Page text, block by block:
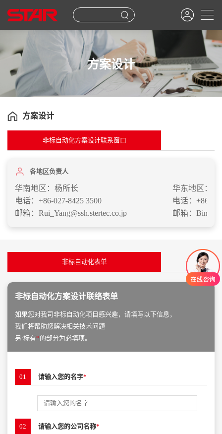
方案设计
方案设计
非标自动化方案设计联系窗口
各地区负责人
华南地区：杨所长
华东地区：王
电话：+86-027-8425 3500
电话：+86-021-
邮箱：Rui_Yang@ssh.stertec.co.jp
邮箱：
非标自动化表单
非标自动化方案设计联络表单
如果您对我司非标自动化项目感兴趣，请填写以下信息，
我们将帮助您解决相关技术问题
另:标有*的部分为必填项。
01 请输入您的名字*
02 请输入您的公司名称*